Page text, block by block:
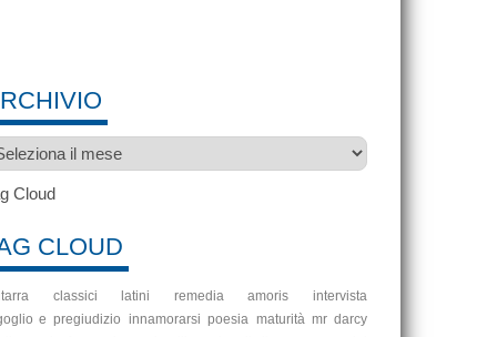
Cloud
CLOUD
classici latini remedia amoris
intervista
e pregiudizio innamorarsi poesia maturità mr darcy